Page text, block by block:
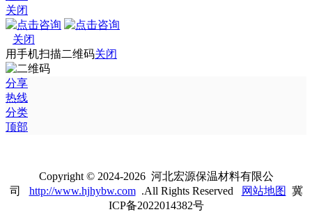
关闭
关闭
用手机扫描二维码关闭
分享
热线
分类
顶部
Copyright © 2024-2026 河北宏源保温材料有限公
司 http://www.hjhybw.com.All Rights Reserved 网站地图 冀
ICP备2022014382号